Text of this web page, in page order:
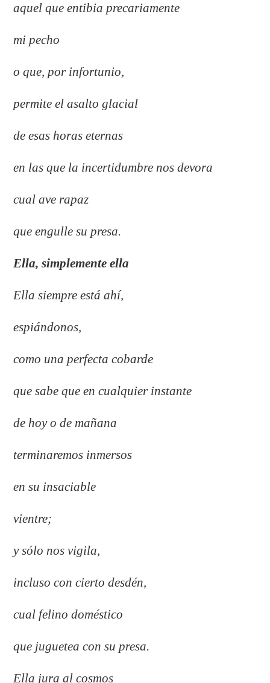
aquel que entibia precariamente
mi pecho
o que, por infortunio,
permite el asalto glacial
de esas horas eternas
en las que la incertidumbre nos devora
cual ave rapaz
que engulle su presa.
Ella, simplemente ella
Ella siempre está ahí,
espiándonos,
como una perfecta cobarde
que sabe que en cualquier instante
de hoy o de mañana
terminaremos inmersos
en su insaciable
vientre;
y sólo nos vigila,
incluso con cierto desdén,
cual felino doméstico
que juguetea con su presa.
Ella jura al cosmos